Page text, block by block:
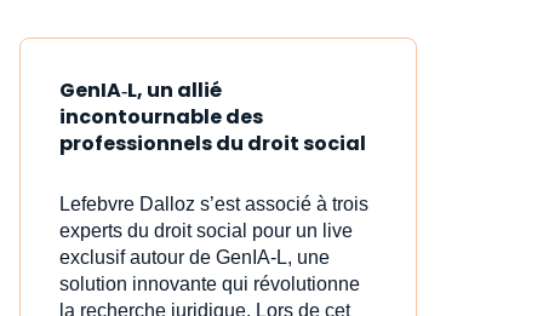
GenIA‑L, un allié
incontournable des
professionnels du droit social
Lefebvre Dalloz s’est associé à trois
experts du droit social pour un live
exclusif autour de GenIA‑L, une
solution innovante qui révolutionne
la recherche juridique. Lors de cet